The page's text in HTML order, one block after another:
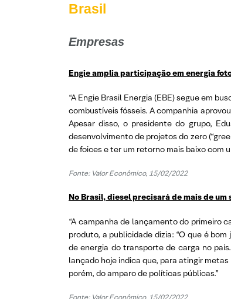
Brasil
Empresas
Engie amplia participação em energia
“A Engie Brasil Energia (EBE) segue em
combustíveis fósseis. A companhia
Apesar disso, o presidente do grupo,
desenvolvimento de projetos do zero
de foices e ter um retorno mais baixo com
Fonte: Valor Econômico, 15/02/2022
No Brasil, diesel precisará de mais de
“A campanha de lançamento do primeiro
produto, a publicidade dizia: “O que é
de energia do transporte de carga no
lançado hoje indica que, para atingir
porém, do amparo de políticas públicas.”
Fonte: Valor Econômico, 15/02/2022